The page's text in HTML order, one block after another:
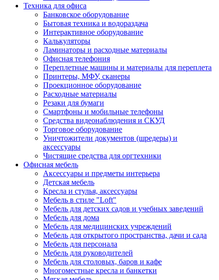
Техника для офиса
Банковское оборудование
Бытовая техника и водораздача
Интерактивное оборудование
Калькуляторы
Ламинаторы и расходные материалы
Офисная телефония
Переплетные машины и материалы для переплета
Принтеры, МФУ, сканеры
Проекционное оборудование
Расходные материалы
Резаки для бумаги
Смартфоны и мобильные телефоны
Средства видеонаблюдения и СКУД
Торговое оборудование
Уничтожители документов (шредеры) и
аксессуары
Чистящие средства для оргтехники
Офисная мебель
Аксессуары и предметы интерьера
Детская мебель
Кресла и стулья, аксессуары
Мебель в стиле "Loft"
Мебель для детских садов и учебных заведений
Мебель для дома
Мебель для медицинских учреждений
Мебель для открытого пространства, дачи и сада
Мебель для персонала
Мебель для руководителей
Мебель для столовых, баров и кафе
Многоместные кресла и банкетки